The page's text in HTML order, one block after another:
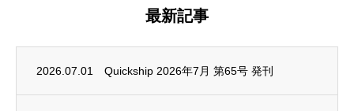
最新記事
2026.07.01 Quickship 2026年7月 第65号 発刊